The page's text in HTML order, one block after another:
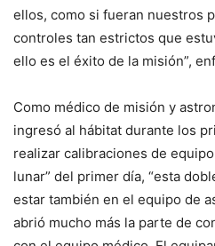
ellos, como si fueran nuestros
controles tan estrictos que
ello es el éxito de la misión”,
Como médico de misión y
ingresó al hábitat durante los
realizar calibraciones de
lunar” del primer día, “esta
estar también en el equipo de
abrió mucho más la parte de